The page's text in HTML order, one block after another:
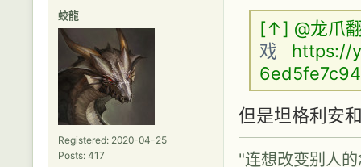
蛟龍
Registered: 2020-04-25
Posts: 417
[↑] @龙爪
戏 https://
但是坦格利安
"连想改变别人